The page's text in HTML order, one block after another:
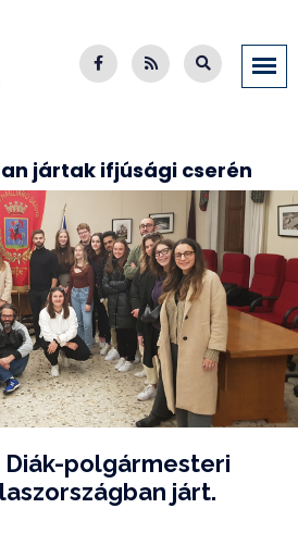
jártak ifjúsági cserén
Diák-polgármesteri
járt.